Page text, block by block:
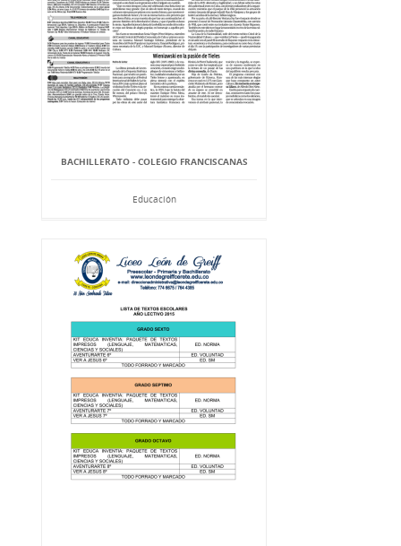
BACHILLERATO - COLEGIO FRANCISCANAS
Educación